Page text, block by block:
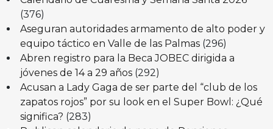
(376)
Aseguran autoridades armamento de alto poder y
equipo táctico en Valle de las Palmas (296)
Abren registro para la Beca JOBEC dirigida a
jóvenes de 14 a 29 años (292)
Acusan a Lady Gaga de ser parte del “club de los
zapatos rojos” por su look en el Super Bowl: ¿Qué
significa? (283)